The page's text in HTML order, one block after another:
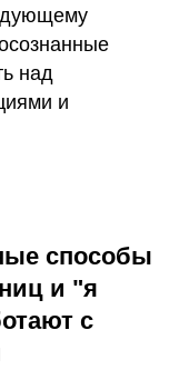
над
и
способы
и "я
с